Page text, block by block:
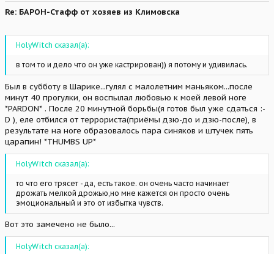
Re: БАРОН-Стафф от хозяев из Климовска
HolyWitch сказал(а):
в том то и дело что он уже кастрирован)) я потому и удивилась.
Был в субботу в Шарике...гулял с малолетним маньяком...после
минут 40 прогулки, он воспылал любовью к моей левой ноге
*PARDON* . После 20 минутной борьбы(я готов был уже сдаться :-
D ), еле отбился от террориста(приёмы дзю-до и дзю-после), в
результате на ноге образовалось пара синяков и штучек пять
царапин! *THUMBS UP*
HolyWitch сказал(а):
то что его трясет - да, есть такое. он очень часто начинает
дрожать мелкой дрожью,но мне кажется он просто очень
эмоциональный и это от избытка чувств.
Вот это замечено не было...
HolyWitch сказал(а):